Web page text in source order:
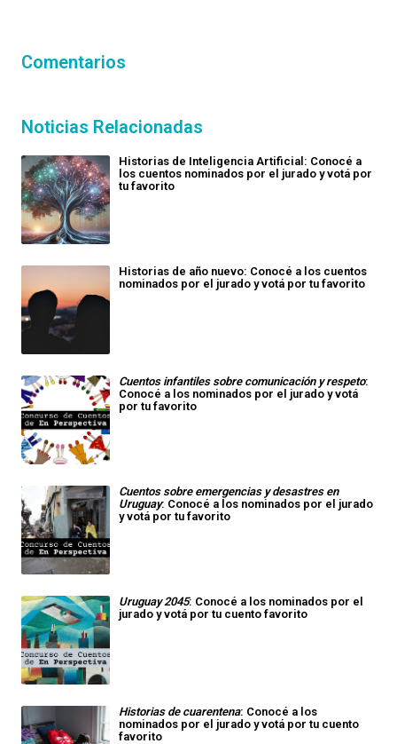
Comentarios
Noticias Relacionadas
Historias de Inteligencia Artificial: Conocé a
los cuentos nominados por el jurado y votá por
tu favorito
Historias de año nuevo: Conocé a los cuentos
nominados por el jurado y votá por tu favorito
Cuentos infantiles sobre comunicación y respeto:
Conocé a los nominados por el jurado y votá
por tu favorito
Cuentos sobre emergencias y desastres en
Uruguay: Conocé a los nominados por el jurado
y votá por tu favorito
Uruguay 2045: Conocé a los nominados por el
jurado y votá por tu cuento favorito
Historias de cuarentena: Conocé a los
nominados por el jurado y votá por tu cuento
favorito